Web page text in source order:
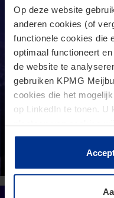
Op deze website
anderen cookies (of
functionele cookies die
optimaal functioneert
de website te
gebruiken KPMG
cookies die het
op LinkedIn te tonen. U
te klikken. Als u op
toestemming voor het
toestemming kunt u
The future of
indirect taxes?